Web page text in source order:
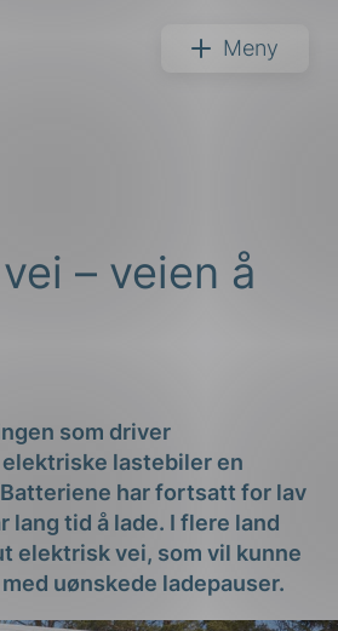
Meny
– veien å
som driver
lastebiler en
har fortsatt for lav
lang tid å lade. I flere land
elektrisk vei, som vil kunne
uønskede ladepauser.